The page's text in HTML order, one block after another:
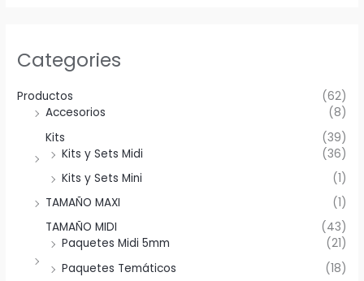
Categories
Productos
(62)
Accesorios
(8)
Kits
(39)
Kits y Sets Midi
(36)
Kits y Sets Mini
(1)
TAMAÑO MAXI
(1)
TAMAÑO MIDI
(43)
Paquetes Midi 5mm
(21)
Paquetes Temáticos
(18)